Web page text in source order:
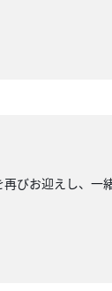
びお迎えし、